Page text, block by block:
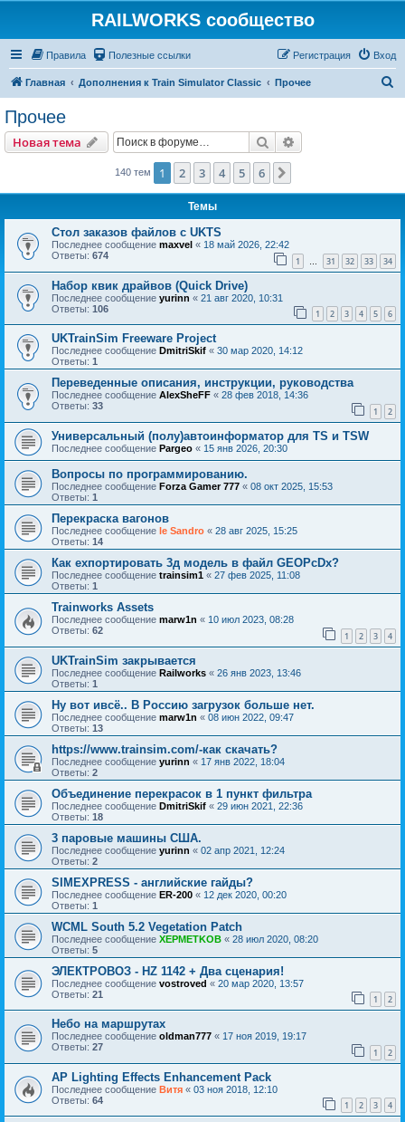
RAILWORKS сообщество
Правила Полезные ссылки Вход
Регистрация
Главная Дополнения к Train Simulator Classic Прочее
Прочее
Новая тема Поиск
140 тем 1 2 3 4 5 6
Темы
Стол заказов файлов с UKTS
Последнее сообщение maxvel « 18 май 2026, 22:42
Ответы: 674 1 … 31 32 33 34
Набор квик драйвов (Quick Drive)
Последнее сообщение yurinn « 21 авг 2020, 10:31
Ответы: 106 1 2 3 4 5 6
UKTrainSim Freeware Project
Последнее сообщение DmitriSkif « 30 мар 2020, 14:12
Ответы: 1
Переведенные описания, инструкции, руководства
Последнее сообщение AlexSheFF « 28 фев 2018, 14:36
Ответы: 33 1 2
Универсальный (полу)автоинформатор для TS и TSW
Последнее сообщение Pargeo « 15 янв 2026, 20:30
Вопросы по программированию.
Последнее сообщение Forza Gamer 777 « 08 окт 2025, 15:53
Ответы: 1
Перекраска вагонов
Последнее сообщение le Sandro « 28 авг 2025, 15:25
Ответы: 14
Как ехпортировать 3д модель в файл GEOPcDx?
Последнее сообщение trainsim1 « 27 фев 2025, 11:08
Ответы: 1
Trainworks Assets
Последнее сообщение marw1n « 10 июл 2023, 08:28
Ответы: 62 1 2 3 4
UKTrainSim закрывается
Последнее сообщение Railworks « 26 янв 2023, 13:46
Ответы: 1
Ну вот ивсё.. В Россию загрузок больше нет.
Последнее сообщение marw1n « 08 июн 2022, 09:47
Ответы: 13
https://www.trainsim.com/-как скачать?
Последнее сообщение yurinn « 17 янв 2022, 18:04
Ответы: 2
Объединение перекрасок в 1 пункт фильтра
Последнее сообщение DmitriSkif « 29 июн 2021, 22:36
Ответы: 18
3 паровые машины США.
Последнее сообщение yurinn « 02 апр 2021, 12:24
Ответы: 2
SIMEXPRESS - английские гайды?
Последнее сообщение ER-200 « 12 дек 2020, 00:20
Ответы: 1
WCML South 5.2 Vegetation Patch
Последнее сообщение XEPMETKOB « 28 июл 2020, 08:20
Ответы: 5
ЭЛЕКТРОВОЗ - HZ 1142 + Два сценария!
Последнее сообщение vostroved « 20 мар 2020, 13:57
Ответы: 21 1 2
Небо на маршрутах
Последнее сообщение oldman777 « 17 ноя 2019, 19:17
Ответы: 27 1 2
AP Lighting Effects Enhancement Pack
Последнее сообщение Витя « 03 ноя 2018, 12:10
Ответы: 64 1 2 3 4